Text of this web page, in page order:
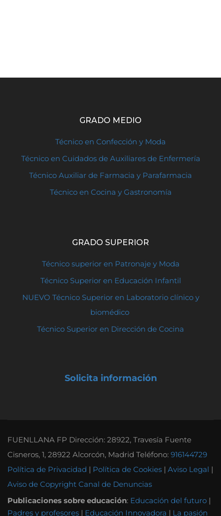
GRADO MEDIO
Técnico en Confección y Moda
Técnico en Cuidados de Auxiliares de Enfermería
Técnico Auxiliar de Farmacia y Parafarmacia
Técnico en Cocina y Gastronomía
GRADO SUPERIOR
Técnico superior en Patronaje y Moda
Técnico Superior en Educación Infantil
NUEVO Técnico Superior en Laboratorio clínico y
biomédico
Técnico Superior en Dirección de Cocina
Solicita información
FUENLLANA FP Dirección: 28922, Travesía Fuente
Cisneros, 1, 28922 Alcorcón, Madrid Teléfono: 916144729
Política de Privacidad | Política de Cookies | Aviso Legal |
Aviso de Copyright Canal de Denuncias
Publicaciones sobre educación: Educación del futuro |
Padres y profesores | Educación Innovadora | La pasión